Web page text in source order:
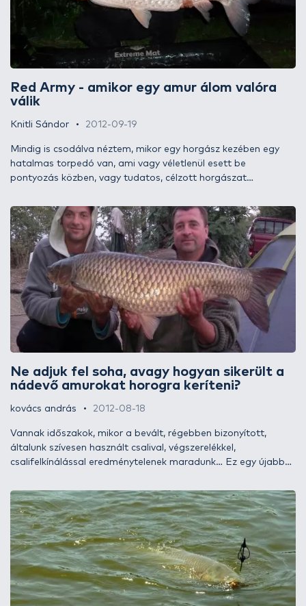
Red Army - amikor egy amur álom valóra
válik
Knitli Sándor 2012-09-19
Mindig is csodálva néztem, mikor egy horgász kezében egy
hatalmas torpedó van, ami vagy véletlenül esett be
pontyozás közben, vagy tudatos, célzott horgászat
dédelgetett álmom, hogy a nagy pontyok mellett egyszer
nekem is megadatik, hogy egy méter feletti ezüstnyilat
tarthassak a kezemben.
Ne adjuk fel soha, avagy hogyan sikerült a
nádevő amurokat horogra keríteni?
kovács andrás 2012-08-18
Vannak időszakok, mikor a bevált, régebben bizonyított,
általunk szívesen használt csalival, végszerelékkel,
csalifelkínálással eredménytelenek maradunk… Ez egy újabb
legszebb, ha megtaláljuk a megfejtést: saját elképzeléseinket
- bármilyen „extrém” is - megvalósítva eredményt tudunk
elérni, és nem is akármilyet. Nekünk sikerült!